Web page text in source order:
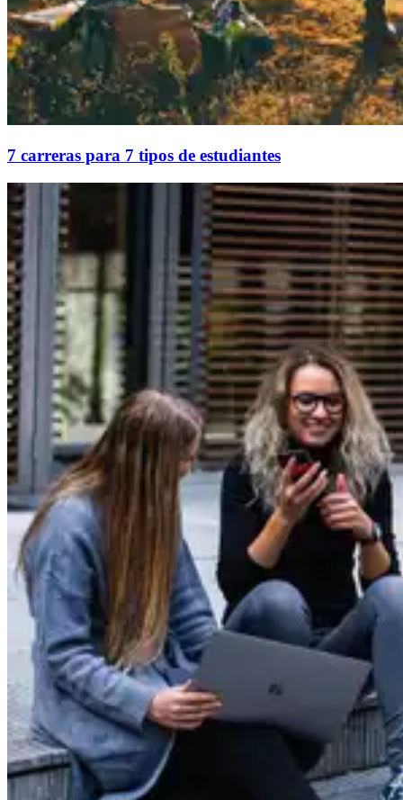
7 carreras para 7 tipos de estudiantes